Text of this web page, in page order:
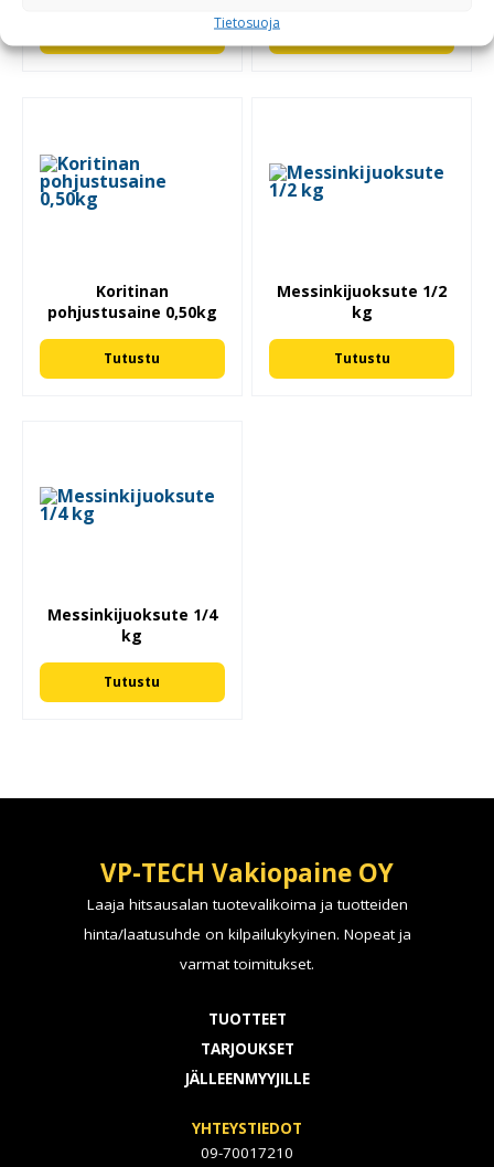
Tietosuoja
Koritinan
pohjustusaine 0,50kg
Tutustu
Messinkijuoksute 1/2
kg
Tutustu
Messinkijuoksute 1/4
kg
Tutustu
VP-TECH Vakiopaine OY
Laaja hitsausalan tuotevalikoima ja tuotteiden
hinta/laatusuhde on kilpailukykyinen. Nopeat ja
varmat toimitukset.
TUOTTEET
TARJOUKSET
JÄLLEENMYYJILLE
YHTEYSTIEDOT
09-70017210